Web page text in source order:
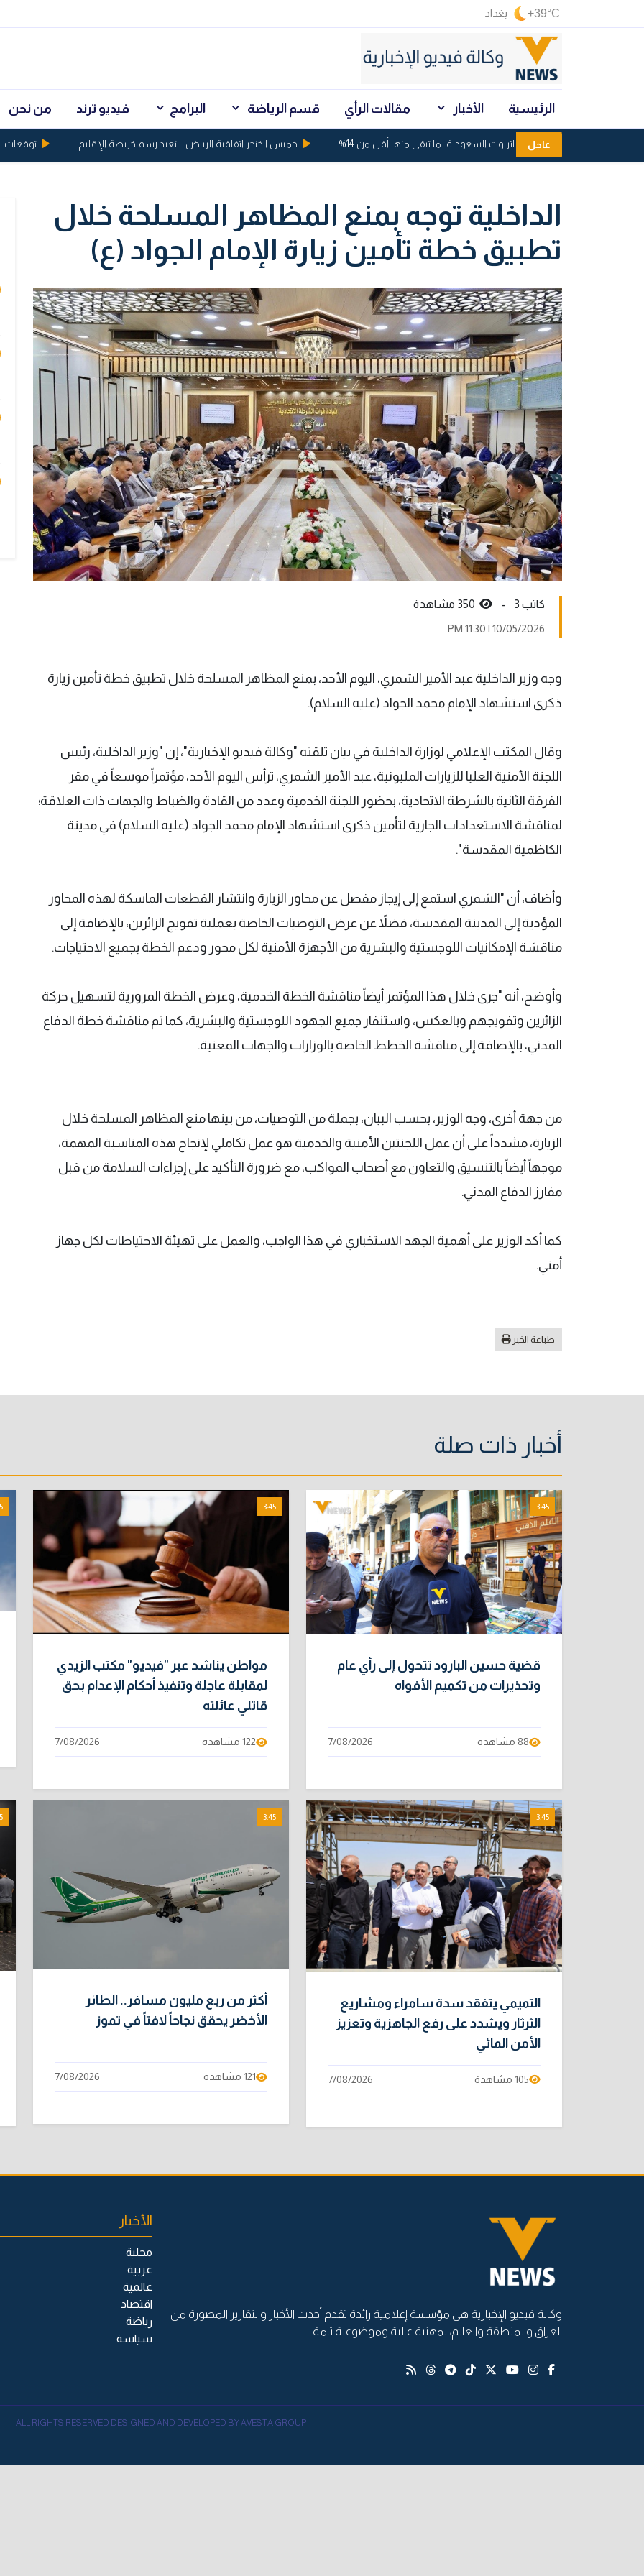
+39°C بغداد
الرئيسية الأخبار مقالات الرأي قسم الرياضة البرامج فيديو ترند من نحن
عاجل
استنزاف صواريخ باتريوت السعودية.. ما تبقى منها أقل من 14% خميس الخنجر اتفاقية الرياض ... تعيد رسم خريطة الإقليم توقعات بكسر الذهب
الداخلية توجه بمنع المظاهر المسلحة خلال
تطبيق خطة تأمين زيارة الإمام الجواد (ع)
كاتب 3 -
10/05/2026 | 11:30 PM
وجه وزير الداخلية عبد الأمير الشمري، اليوم الأحد، بمنع المظاهر المسلحة خلال تطبيق خطة تأمين زيارة
ذكرى استشهاد الإمام محمد الجواد (عليه السلام).
وقال المكتب الإعلامي لوزارة الداخلية في بيان تلقته "وكالة فيديو الإخبارية"، إن "وزير الداخلية، رئيس
اللجنة الأمنية العليا للزيارات المليونية، عبد الأمير الشمري، ترأس اليوم الأحد، مؤتمراً موسعاً في مقر
الفرقة الثانية بالشرطة الاتحادية، بحضور اللجنة الخدمية وعدد من القادة والضباط والجهات ذات العلاقة؛
لمناقشة الاستعدادات الجارية لتأمين ذكرى استشهاد الإمام محمد الجواد (عليه السلام) في مدينة
الكاظمية المقدسة".
وأضاف، أن "الشمري استمع إلى إيجاز مفصل عن محاور الزيارة وانتشار القطعات الماسكة لهذه المحاور
المؤدية إلى المدينة المقدسة، فضلاً عن عرض التوصيات الخاصة بعملية تفويج الزائرين، بالإضافة إلى
مناقشة الإمكانيات اللوجستية والبشرية من الأجهزة الأمنية لكل محور ودعم الخطة بجميع الاحتياجات.
وأوضح، أنه "جرى خلال هذا المؤتمر أيضاً مناقشة الخطة الخدمية، وعرض الخطة المرورية لتسهيل حركة
الزائرين وتفويجهم وبالعكس، واستنفار جميع الجهود اللوجستية والبشرية، كما تم مناقشة خطة الدفاع
المدني، بالإضافة إلى مناقشة الخطط الخاصة بالوزارات والجهات المعنية.
من جهة أخرى، وجه الوزير، بحسب البيان، بجملة من التوصيات، من بينها منع المظاهر المسلحة خلال
الزيارة، مشدداً على أن عمل اللجنتين الأمنية والخدمية هو عمل تكاملي لإنجاح هذه المناسبة المهمة،
موجهاً أيضاً بالتنسيق والتعاون مع أصحاب المواكب، مع ضرورة التأكيد على إجراءات السلامة من قبل
مفارز الدفاع المدني.
كما أكد الوزير على أهمية الجهد الاستخباري في هذا الواجب، والعمل على تهيئة الاحتياطات لكل جهاز
أمني.
طباعة الخبر
أخبار ذات صلة
3:45
قضية حسين البارود تتحول إلى رأي عام
وتحذيرات من تكميم الأفواه
88 مشاهدة 7/08/2026
3:45
مواطن يناشد عبر "فيديو" مكتب الزيدي
لمقابلة عاجلة وتنفيذ أحكام الإعدام بحق
قاتلي عائلته
122 مشاهدة 7/08/2026
3:45
التميمي يتفقد سدة سامراء ومشاريع
الثرثار ويشدد على رفع الجاهزية وتعزيز
الأمن المائي
105 مشاهدة 7/08/2026
3:45
أكثر من ربع مليون مسافر.. الطائر
الأخضر يحقق نجاحاً لافتاً في تموز
121 مشاهدة 7/08/2026
وكالة فيديو الإخبارية هي مؤسسة إعلامية رائدة تقدم أحدث الأخبار والتقارير المصورة من
العراق والمنطقة والعالم، بمهنية عالية وموضوعية تامة.
الأخبار
محلية
عربية
عالمية
اقتصاد
رياضة
سياسة
ALL RIGHTS RESERVED DESIGNED AND DEVELOPED BY AVESTA GROUP